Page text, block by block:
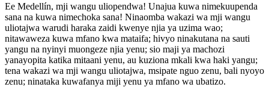
Ee Medellín, mji wangu uliopendwa! Unajua kuwa nimekuupenda
sana na kuwa nimechoka sana! Ninaomba wakazi wa mji wangu
uliotajwa warudi haraka zaidi kwenye njia ya uzima wao;
nitawaweza kuwa mfano kwa mataifa; hivyo ninakutana na sauti
yangu na nyinyi muongeze njia yenu; sio maji ya machozi
yanayopita katika mitaani yenu, au kuziona mkali kwa haki yangu;
tena wakazi wa mji wangu uliotajwa, msipate nguo zenu, bali nyoyo
zenu; ninataka kuwafanya miji yenu ya mfano wa ubatizo.